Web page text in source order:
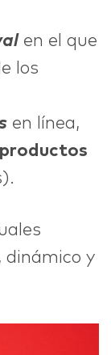
en el que
los
en línea,
productos
y